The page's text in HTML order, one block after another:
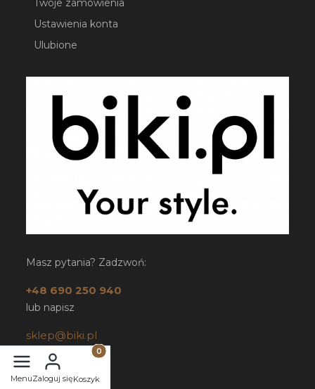
Twoje zamówienia
Ustawienia konta
Ulubione
Masz pytania? Zadzwoń:
+48 690 250 940
lub napisz
sklep@biki.pl
Jesteśmy na:
MenuZaloguj się
Produkty w koszyku: 0. Zobacz szczegóły
Koszyk